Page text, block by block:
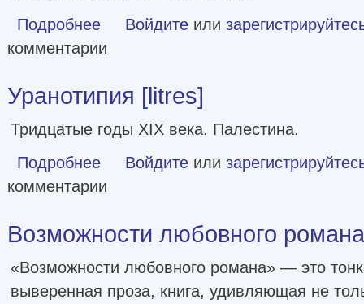
Подробнее о A Sinistra | А Синистра | Левый Путь
Войдите или
комментарии
Уранотипия [litres]
Тридцатые годы XIX века. Палестина.
Подробнее о Уранотипия [litres]
Войдите или
комментарии
Возможности любовного романа
«Возможности любовного романа» — это
выверенная проза, книга, удивляющая не